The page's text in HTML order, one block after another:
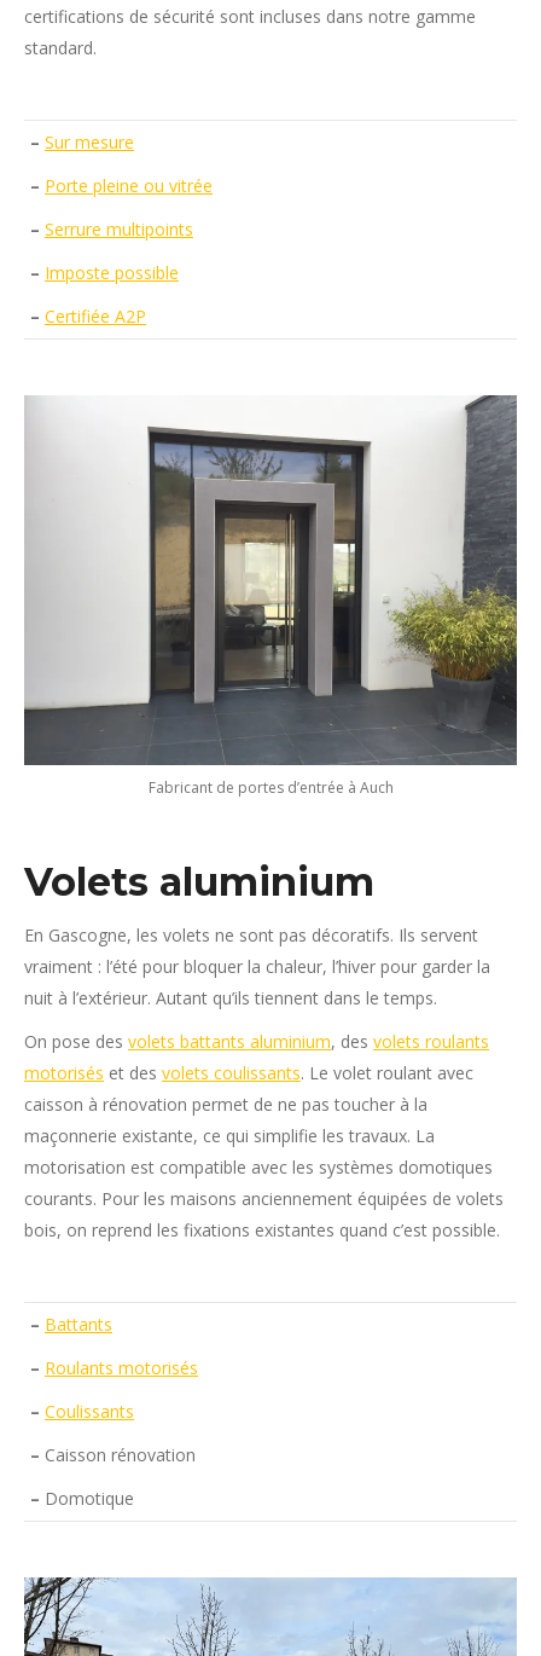
certifications de sécurité sont incluses dans notre gamme
standard.
– Sur mesure
– Porte pleine ou vitrée
– Serrure multipoints
– Imposte possible
– Certifiée A2P
Fabricant de portes d’entrée à Auch
Volets aluminium
En Gascogne, les volets ne sont pas décoratifs. Ils servent
vraiment : l’été pour bloquer la chaleur, l’hiver pour garder la
nuit à l’extérieur. Autant qu’ils tiennent dans le temps.
On pose des volets battants aluminium, des volets roulants
motorisés et des volets coulissants. Le volet roulant avec
caisson à rénovation permet de ne pas toucher à la
maçonnerie existante, ce qui simplifie les travaux. La
motorisation est compatible avec les systèmes domotiques
courants. Pour les maisons anciennement équipées de volets
bois, on reprend les fixations existantes quand c’est possible.
– Battants
– Roulants motorisés
– Coulissants
– Caisson rénovation
– Domotique